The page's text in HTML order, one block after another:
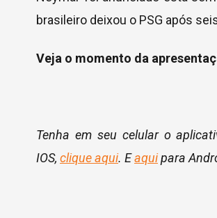
brasileiro deixou o PSG após
Veja o momento da
Tenha em seu celular o
IOS, clique aqui. Eaquipara